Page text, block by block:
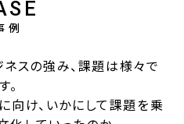
例
スの強み、課題は様々で
す。
向け、いかにして課題を乗